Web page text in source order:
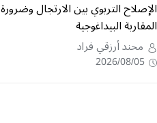
الإصلاح التربوي بين الارتجال وضرورة
المقاربة البيداغوجية
محند أرزقي فراد
2026/08/05